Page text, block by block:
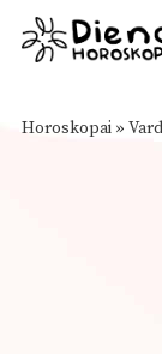
Horoskopai »